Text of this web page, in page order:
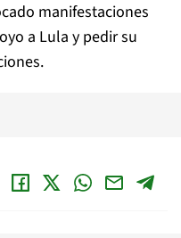
manifestaciones
a Lula y pedir su